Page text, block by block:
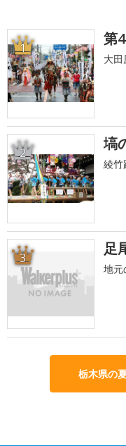
1 第
大田
2 塙
綾竹
3 足
地元
栃木県の